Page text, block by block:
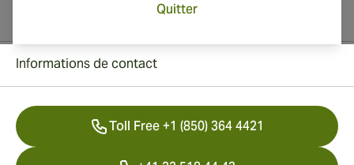
Quitter
Informations de contact
Toll Free +1 (850) 364 4421